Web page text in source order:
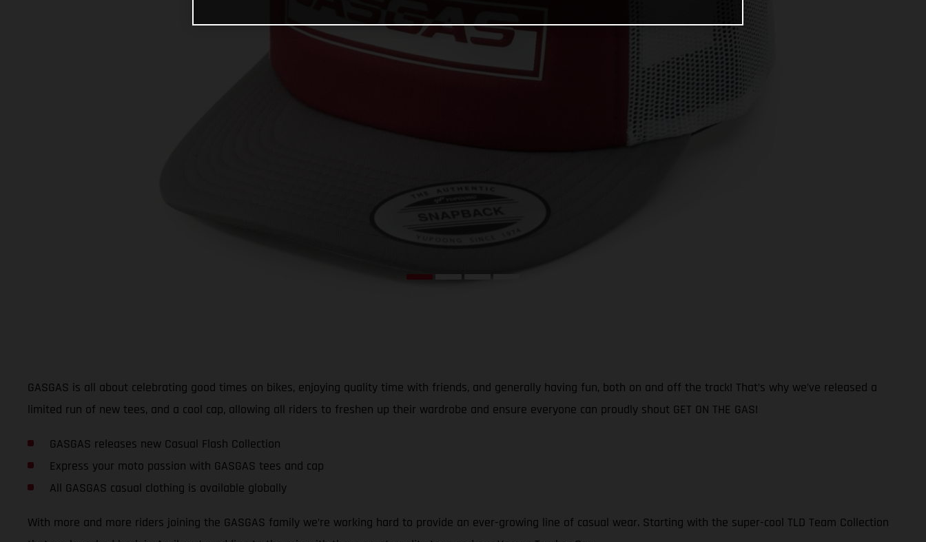
GASGAS is all about celebrating good times on bikes, enjoying quality time with friends, and generally having fun, both on and off the track! That’s why we’ve released a
limited run of new tees, and a cool cap, allowing all riders to freshen up their wardrobe and ensure everyone can proudly shout GET ON THE GAS!
GASGAS releases new Casual Flash Collection
Express your moto passion with GASGAS tees and cap
All GASGAS casual clothing is available globally
With more and more riders joining the GASGAS family we’re working hard to provide an ever-growing line of casual wear. Starting with the super-cool TLD Team Collection